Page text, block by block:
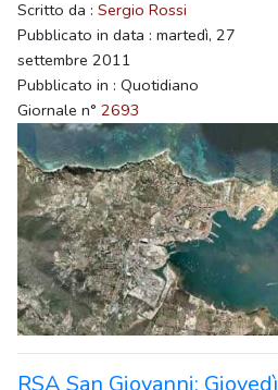
Scritto da : Sergio Rossi
Pubblicato in data : martedì, 27
settembre 2011
Pubblicato in : Quotidiano
Giornale n° 2693
RSA San Giovanni: Giovedì